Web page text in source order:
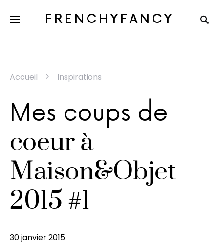
FRENCHYFANCY
Accueil Inspirations
Mes coups de
coeur à
Maison&Objet
2015 #1
30 janvier 2015